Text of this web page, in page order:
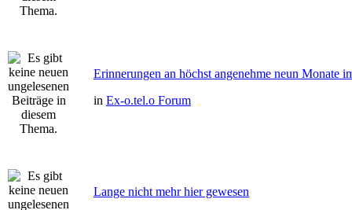
Erinnerungen an höchst angenehme neun Monate
in Ex-o.tel.o Forum
Lange nicht mehr hier gewesen